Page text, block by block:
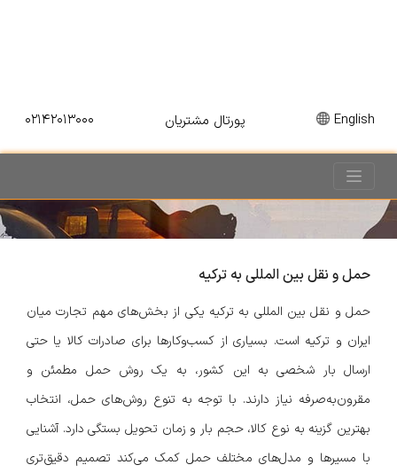
English پورتال مشتریان ۰۲۱۴۲۰۱۳۰۰۰
حمل و نقل بین المللی به ترکیه
حمل و نقل بین المللی به ترکیه یکی از بخش‌های مهم تجارت میان
ایران و ترکیه است. بسیاری از کسب‌وکارها برای صادرات کالا یا حتی
ارسال بار شخصی به این کشور، به یک روش حمل مطمئن و
مقرون‌به‌صرفه نیاز دارند. با توجه به تنوع روش‌های حمل، انتخاب
بهترین گزینه به نوع کالا، حجم بار و زمان تحویل بستگی دارد. آشنایی
با مسیرها و مدل‌های مختلف حمل کمک می‌کند تصمیم دقیق‌تری